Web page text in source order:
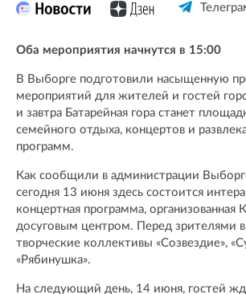
Оба мероприятия начнутся в 15:00
В Выборге подготовили насыщенную
мероприятий для жителей и гостей
и завтра Батарейная гора станет
семейного отдыха, концертов и
программ.
Как сообщили в администрации
сегодня 13 июня здесь состоится
концертная программа, организованная
досуговым центром. Перед зрителями
творческие коллективы «Созвездие»,
«Рябинушка».
На следующий день, 14 июня, гостей